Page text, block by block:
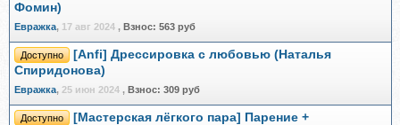
Фомин)
Евражкa, 17 авг 2024 , Взнос: 563 руб
Доступно
[Anfi] Дрессировка с любовью (Наталья
Спиридонова)
Евражкa, 25 июн 2024 , Взнос: 309 руб
Доступно
[Мастерская лёгкого пара] Парение +